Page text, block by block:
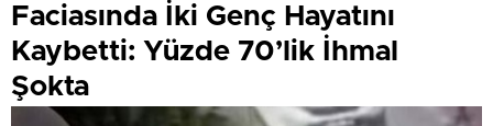
Faciasında İki Genç Hayatını
Kaybetti: Yüzde 70’lik İhmal
Şokta